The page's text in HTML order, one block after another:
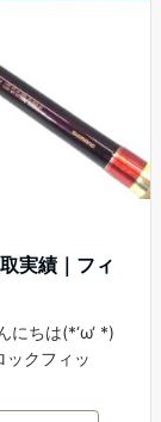
実績｜フィ
にちは(*‘ω‘ *)
ックフィッ